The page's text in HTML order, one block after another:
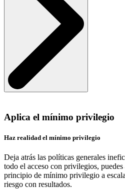
Aplica el mínimo privilegio
Haz realidad el mínimo privilegio
Deja atrás las políticas generales
todo el acceso con privilegios,
principio de mínimo privilegio a
riesgo con resultados.